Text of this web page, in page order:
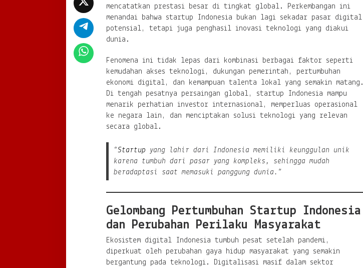
mencatatkan prestasi besar di tingkat global. Perkembangan ini
menandai bahwa startup Indonesia bukan lagi sekadar pasar digital
potensial, tetapi juga penghasil inovasi teknologi yang diakui
dunia.
Fenomena ini tidak lepas dari kombinasi berbagai faktor seperti
kemudahan akses teknologi, dukungan pemerintah, pertumbuhan
ekonomi digital, dan kemampuan talenta lokal yang semakin matang.
Di tengah pesatnya persaingan global, startup Indonesia mampu
menarik perhatian investor internasional, memperluas operasional
ke negara lain, dan menciptakan solusi teknologi yang relevan
secara global.
“Startup yang lahir dari Indonesia memiliki keunggulan unik
karena tumbuh dari pasar yang kompleks, sehingga mudah
beradaptasi saat memasuki panggung dunia.”
Gelombang Pertumbuhan Startup Indonesia
dan Perubahan Perilaku Masyarakat
Ekosistem digital Indonesia tumbuh pesat setelah pandemi,
diperkuat oleh perubahan gaya hidup masyarakat yang semakin
bergantung pada teknologi. Digitalisasi masif dalam sektor